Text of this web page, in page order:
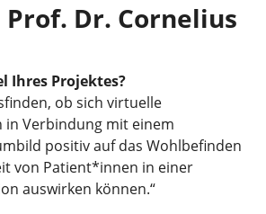
Prof. Dr. Cornelius
Ihres Projektes?
ob sich virtuelle
in Verbindung mit einem
positiv auf das Wohlbefinden
von Patient*innen in einer
auswirken können.“